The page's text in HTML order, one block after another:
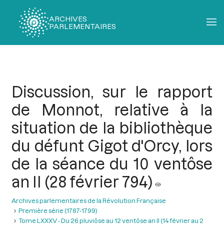
ARCHIVES
PARLEMENTAIRES
Discussion, sur le rapport
de Monnot, relative à la
situation de la bibliothèque
du défunt Gigot d'Orcy, lors
de la séance du 10 ventôse
an II (28 février 794)
Archives parlementaires de la Révolution Française
Première série (1787-1799)
Tome LXXXV - Du 26 pluviôse au 12 ventôse an II (14 février au 2